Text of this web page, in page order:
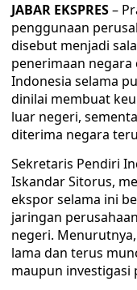
JABAR EKSPRES–
penggunaan
disebut menjadi
penerimaan
Indonesia selama
dinilai membuat
luar negeri,
diterima negara
Sekretaris Pendiri
Iskandar Sitorus,
ekspor selama ini
jaringan
negeri.
lama dan terus
maupun investigasi